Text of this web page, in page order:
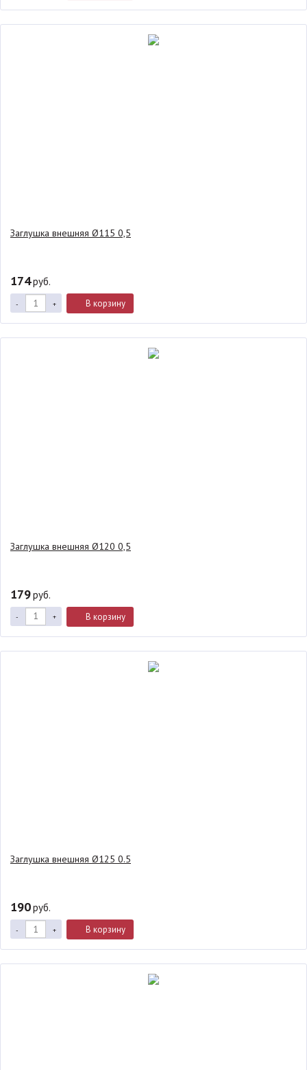
Заглушка внешняя Ø115 0,5
174руб.
- + В корзину
Заглушка внешняя Ø120 0,5
179руб.
- + В корзину
Заглушка внешняя Ø125 0.5
190руб.
- + В корзину